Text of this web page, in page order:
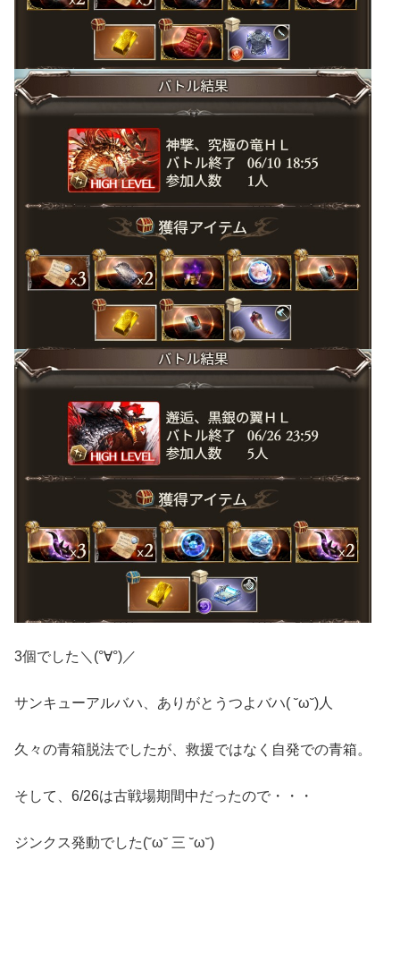
3個でした＼(°∀°)／
サンキューアルバハ、ありがとうつよバハ( ˘ω˘)人
久々の青箱脱法でしたが、救援ではなく自発での青箱。
そして、6/26は古戦場期間中だったので・・・
ジンクス発動でした(˘ω˘ 三 ˘ω˘)